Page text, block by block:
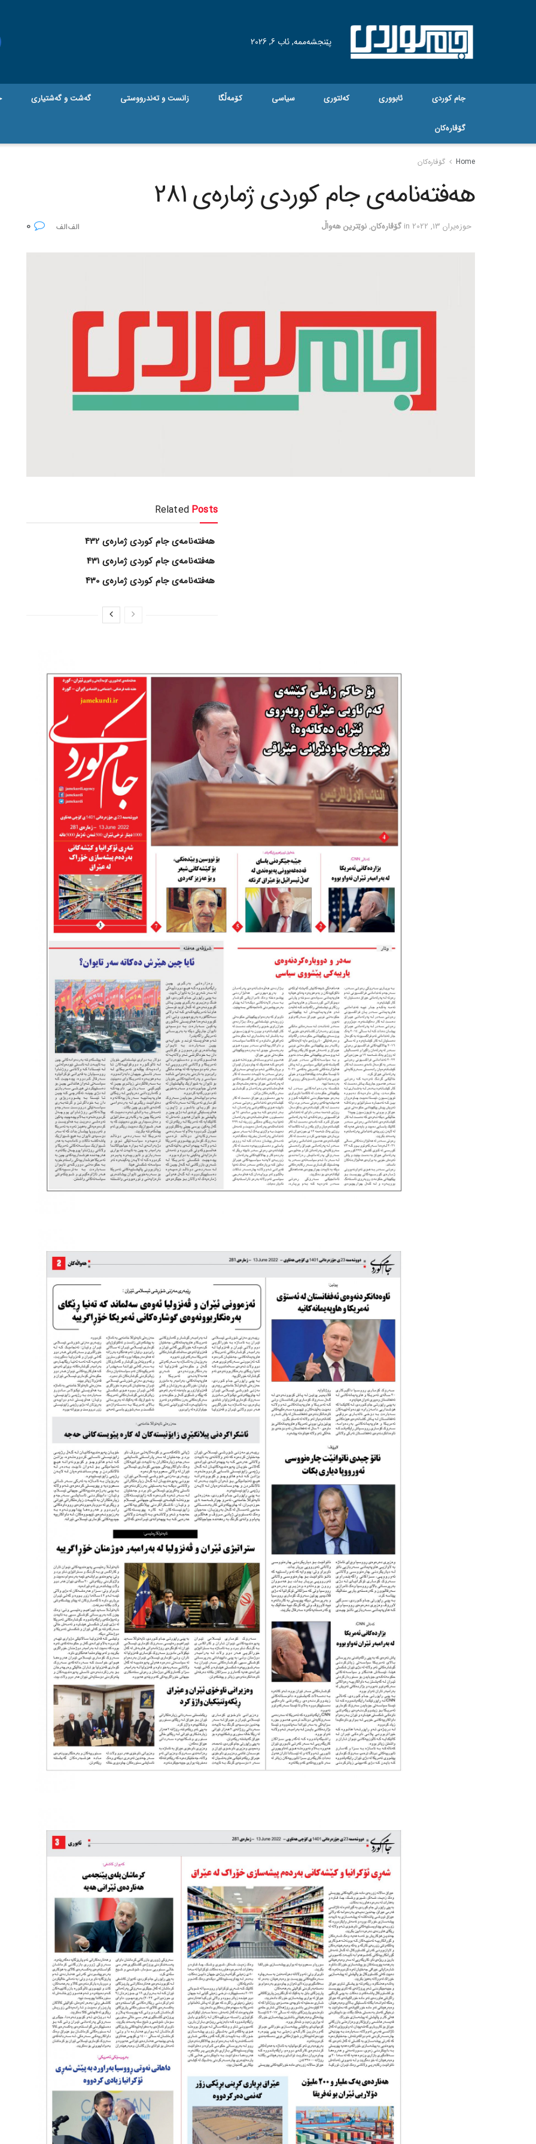
پێنجشەممە, ئاب 6, 2026
جام کوردی ئابووری کەلتوری سیاسی کۆمەڵگا زانست و تەندرووستی گه‌شت و گه‌شتیاری
گۆڤاره‌کان
Home گۆڤاره‌کان
هەفتەنامەی جام کوردی ژمارەی 281
حوزه‌یران 13, 2022 in گۆڤاره‌کان,نوێترین هەواڵ
Related Posts
هەفتەنامەی جام کوردی ژمارەی 432
هەفتەنامەی جام کوردی ژمارەی 431
هەفتەنامەی جام کوردی ژمارەی 430